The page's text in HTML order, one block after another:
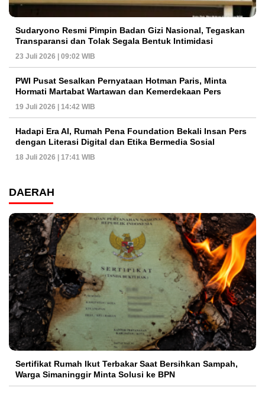
Sudaryono Resmi Pimpin Badan Gizi Nasional, Tegaskan
Transparansi dan Tolak Segala Bentuk Intimidasi
23 Juli 2026 | 09:02 WIB
PWI Pusat Sesalkan Pernyataan Hotman Paris, Minta
Hormati Martabat Wartawan dan Kemerdekaan Pers
19 Juli 2026 | 14:42 WIB
Hadapi Era AI, Rumah Pena Foundation Bekali Insan Pers
dengan Literasi Digital dan Etika Bermedia Sosial
18 Juli 2026 | 17:41 WIB
DAERAH
Sertifikat Rumah Ikut Terbakar Saat Bersihkan Sampah,
Warga Simaninggir Minta Solusi ke BPN